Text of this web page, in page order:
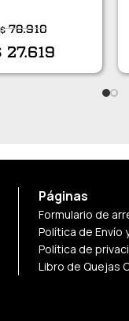
$78.910
27.619
Páginas
Formulario de
Política de Envío
Política de
Libro de Quejas